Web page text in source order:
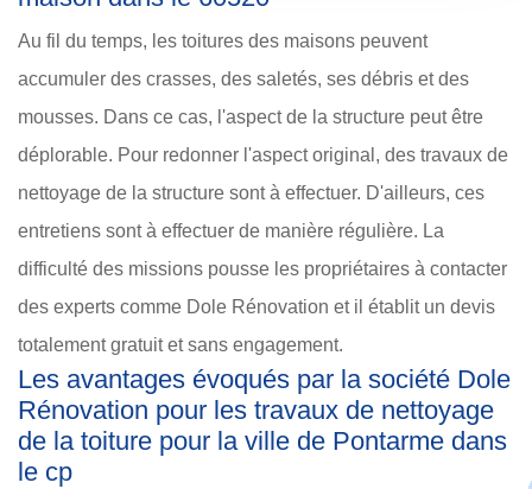
Au fil du temps, les toitures des maisons peuvent
accumuler des crasses, des saletés, ses débris et des
mousses. Dans ce cas, l'aspect de la structure peut être
déplorable. Pour redonner l'aspect original, des travaux de
nettoyage de la structure sont à effectuer. D'ailleurs, ces
entretiens sont à effectuer de manière régulière. La
difficulté des missions pousse les propriétaires à contacter
des experts comme Dole Rénovation et il établit un devis
totalement gratuit et sans engagement.
Les avantages évoqués par la société Dole
Rénovation pour les travaux de nettoyage
de la toiture pour la ville de Pontarme dans
le cp